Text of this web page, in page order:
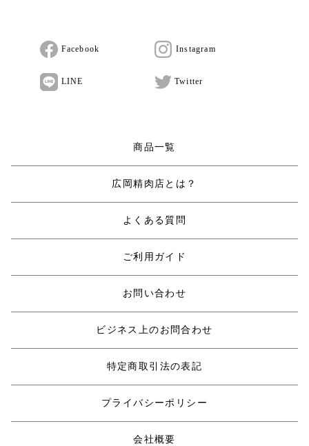
Facebook Instagram
LINE Twitter
商品一覧
広岡精肉店とは？
よくある質問
ご利用ガイド
お問い合わせ
ビジネス上のお問合わせ
特定商取引法の表記
プライバシーポリシー
会社概要